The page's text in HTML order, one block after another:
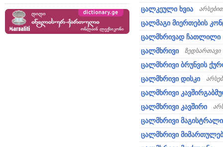
ცალკეული ხვია
ცალმაგი მიერთების
ცალმხრივად ჩათლილი
ცალმხრივი
ზედსართავი
ცალმხრივი ბრუნვის
ცალმხრივი დისკი
ცალმხრივი
ცალმხრივი კავშირი
ცალმხრივი მაგისტრალი
ცალმხრივი